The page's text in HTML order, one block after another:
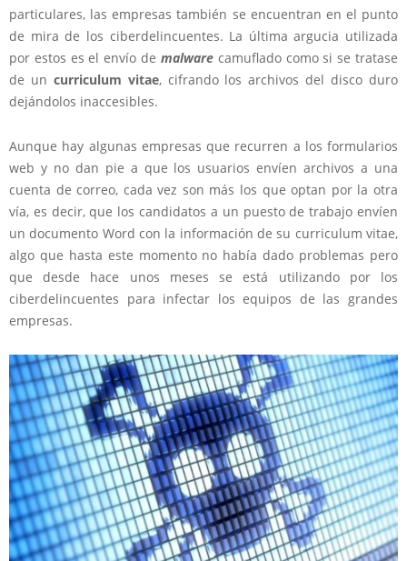
particulares, las empresas también se encuentran en el punto
de mira de los ciberdelincuentes. La última argucia utilizada
por estos es el envío de malwarecamuflado como si se tratase
de un curriculum vitae, cifrando los archivos del disco duro
dejándolos inaccesibles.
Aunque hay algunas empresas que recurren a los formularios
web y no dan pie a que los usuarios envíen archivos a una
cuenta de correo, cada vez son más los que optan por la otra
vía, es decir, que los candidatos a un puesto de trabajo envíen
un documento Word con la información de su curriculum vitae,
algo que hasta este momento no había dado problemas pero
que desde hace unos meses se está utilizando por los
ciberdelincuentes para infectar los equipos de las grandes
empresas.